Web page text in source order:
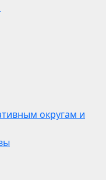
округам и